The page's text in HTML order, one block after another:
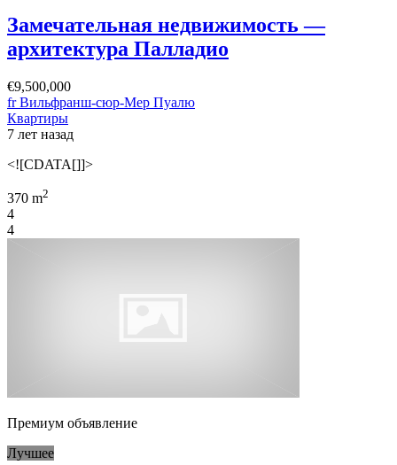
Замечательная недвижимость —
архитектура Палладио
€9,500,000
fr Вильфранш-сюр-Мер Пуалю
Квартиры
7 лет назад
<![CDATA[]]>
370 m2
4
4
Премиум объявление
Лучшее